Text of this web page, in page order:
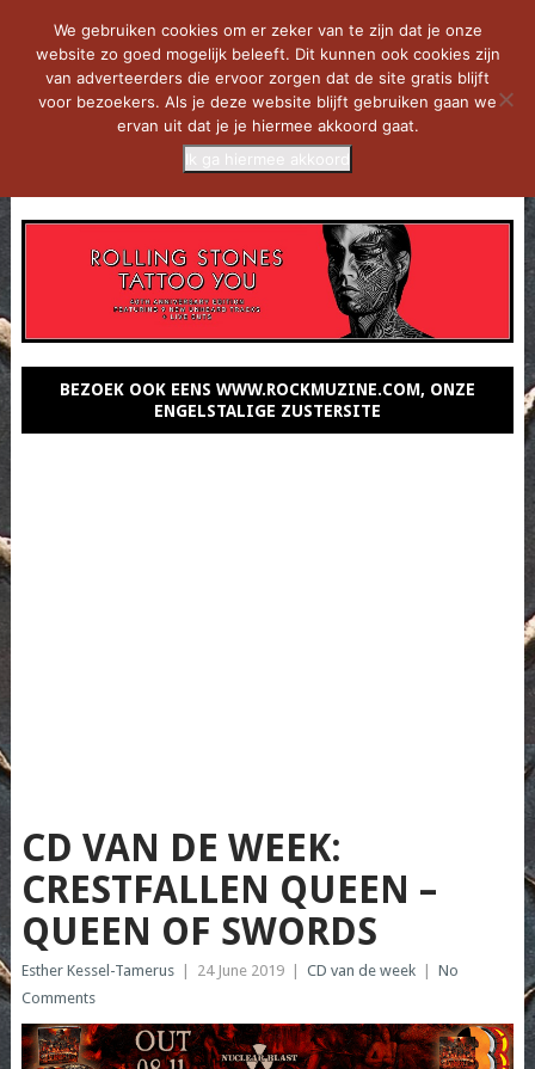
BEZOEK OOK EENS WWW.ROCKMUZINE.COM, ONZE
ENGELSTALIGE ZUSTERSITE
CD VAN DE WEEK:
CRESTFALLEN QUEEN –
QUEEN OF SWORDS
Esther Kessel-Tamerus 24 June 2019 CD van de week
No
Comments
We gebruiken cookies om er zeker van te zijn dat je onze
website zo goed mogelijk beleeft. Dit kunnen ook cookies zijn
van adverteerders die ervoor zorgen dat de site gratis blijft
voor bezoekers. Als je deze website blijft gebruiken gaan we
ervan uit dat je je hiermee akkoord gaat.
Ik ga hiermee akkoord